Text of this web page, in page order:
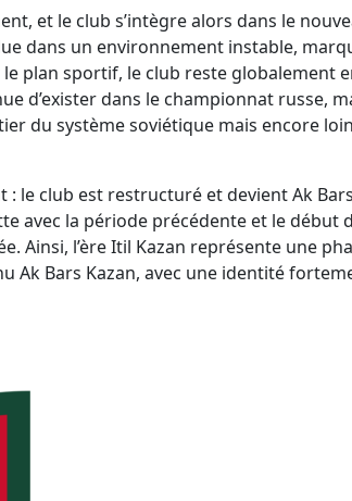
et le club s’intègre alors dans le
dans un environnement instable,
plan sportif, le club reste globalement
d’exister dans le championnat russe,
du système soviétique mais encore
le club est restructuré et devient Ak
avec la période précédente et le
Ainsi, l’ère Itil Kazan représente une
Ak Bars Kazan, avec une identité